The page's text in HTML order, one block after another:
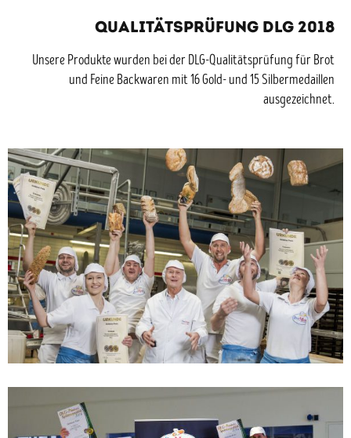
Qualitätsprüfung DLG 2018
Unsere Produkte wurden bei der DLG-Qualitätsprüfung für Brot
und Feine Backwaren mit 16 Gold- und 15 Silbermedaillen
ausgezeichnet.